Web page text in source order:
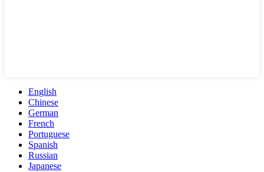
English
Chinese
German
French
Portuguese
Spanish
Russian
Japanese